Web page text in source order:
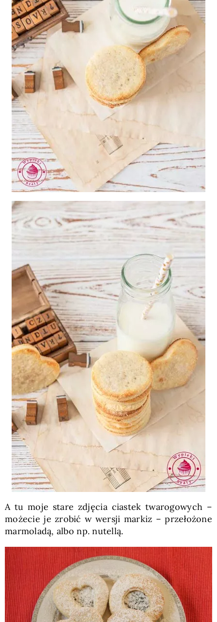
A tu moje stare zdjęcia ciastek twarogowych –
możecie je zrobić w wersji markiz – przełożone
marmoladą, albo np. nutellą.